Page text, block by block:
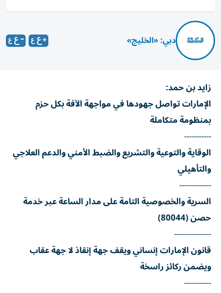
دبي: «الخليج»
زايد بن حمد:
الإمارات تواصل جهودها في مواجهة الآفة بكل حزم
بمنظومة متكاملة
-----------
الوقاية والتوعية والتشريع والضبط الأمني والدعم العلاجي
والتأهيلي
-------------
السرية والخصوصية التامة على مدار الساعة عبر خدمة
حصن (80044)
---------------
قانون الإمارات إنساني ويقف جهة إنقاذ لا جهة عقاب
ويضمن ركائز راسخة
-----------